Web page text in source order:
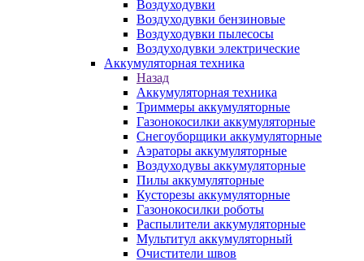
Воздуходувки
Воздуходувки бензиновые
Воздуходувки пылесосы
Воздуходувки электрические
Аккумуляторная техника
Назад
Аккумуляторная техника
Триммеры аккумуляторные
Газонокосилки аккумуляторные
Снегоуборщики аккумуляторные
Аэраторы аккумуляторные
Воздуходувы аккумуляторные
Пилы аккумуляторные
Кусторезы аккумуляторные
Газонокосилки роботы
Распылители аккумуляторные
Мультитул аккумуляторный
Очистители швов